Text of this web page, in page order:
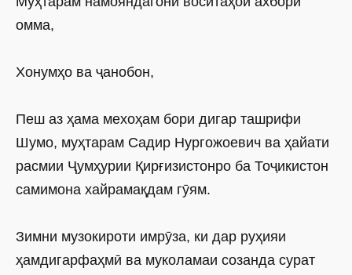
омма,
Хонумҳо ва ҷанобон,
Пеш аз ҳама мехоҳам бори дигар ташрифи
Шумо, муҳтарам Садир Нургожоевич ва ҳайати
расмии Ҷумҳурии Қирғизистонро ба Тоҷикистон
самимона хайрамақдам гӯям.
Зимни музокироти имрӯза, ки дар руҳияи
ҳамдигарфаҳмӣ ва муколамаи созанда сурат